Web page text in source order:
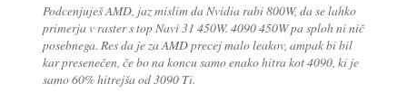
Podcenjuješ AMD, jaz mislim da Nvidia rabi 800W, da se lahko
primerja v raster s top Navi 31 450W. 4090 450W pa sploh ni nič
posebnega. Res da je za AMD precej malo leakov, ampak bi bil
kar presenečen, če bo na koncu samo enako hitra kot 4090, ki je
samo 60% hitrejša od 3090 Ti.